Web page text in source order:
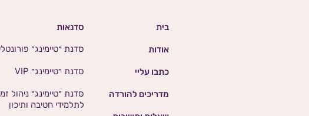
סדנאות
סדנת ״טיימינג״
סדנת ״טיימינג״ VIP
סדנת ״טיימינג״ ניהול
לתלמידי חטיבה ותיכון
בית
אודות
כתבו עליי
מדריכים להורדה